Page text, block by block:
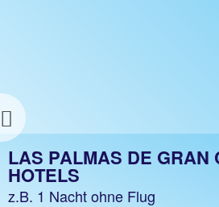
Previous
LAS PALMAS DE GRAN
URLAUB
z.B. 1 Woche Hotel inkl. Flug
LAS PALMAS DE GRAN
HOTELS
z.B. 1 Nacht ohne Flug